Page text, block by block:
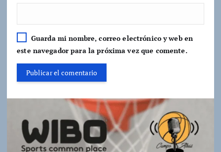
Guarda mi nombre, correo electrónico y web en
este navegador para la próxima vez que comente.